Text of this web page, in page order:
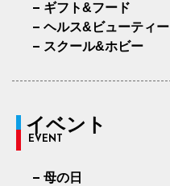
ギフト&フード
ヘルス&ビューティー
スクール&ホビー
イベント
EVENT
母の日